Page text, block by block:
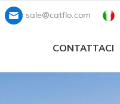
sale@catflo.com
CONTATTACI